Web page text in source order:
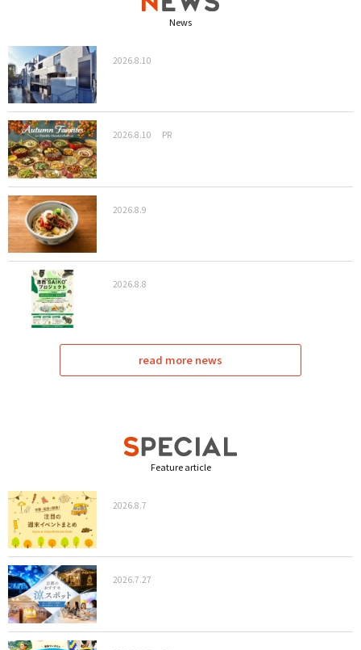
News
2026.8.10
2026.8.10 PR
2026.8.9
2026.8.8
read more news
Feature article
2026.8.7
2026.7.27